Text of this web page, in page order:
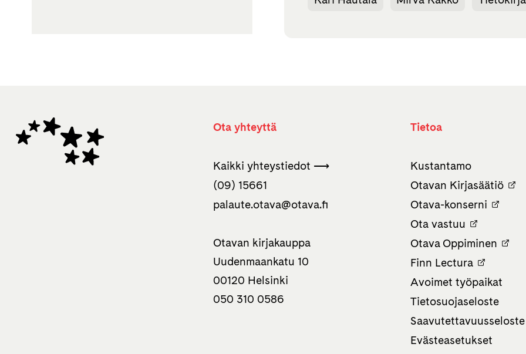
Ota yhteyttä
Kaikki yhteystiedot ⟶
(09) 15661
palaute.otava­@otava.fi
Otavan kirjakauppa
Uudenmaankatu 10
00120 Helsinki
050 310 0586
Tietoa
Kustantamo
Otavan Kirjasäätiö
Otava-konserni
Ota vastuu
Otava Oppiminen
Finn Lectura
Avoimet työpaikat
Tietosuojaseloste
Saavutettavuusseloste
Evästeasetukset